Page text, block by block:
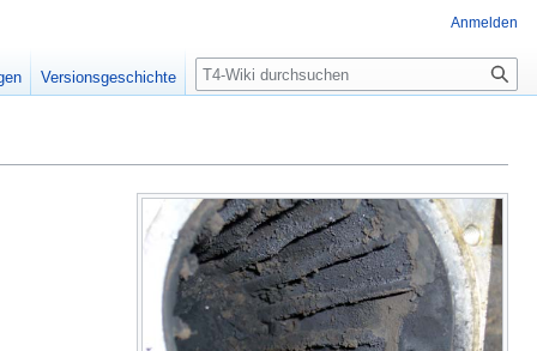
Anmelden
Versionsgeschichte Suche